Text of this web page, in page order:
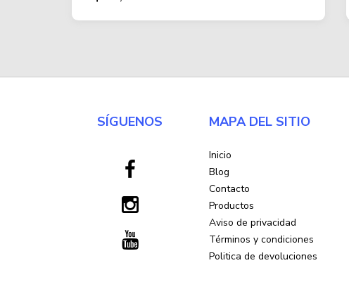
SÍGUENOS MAPA DEL SITIO
Inicio
Blog
Contacto
Productos
Aviso de privacidad
Términos y condiciones
Politica de devoluciones